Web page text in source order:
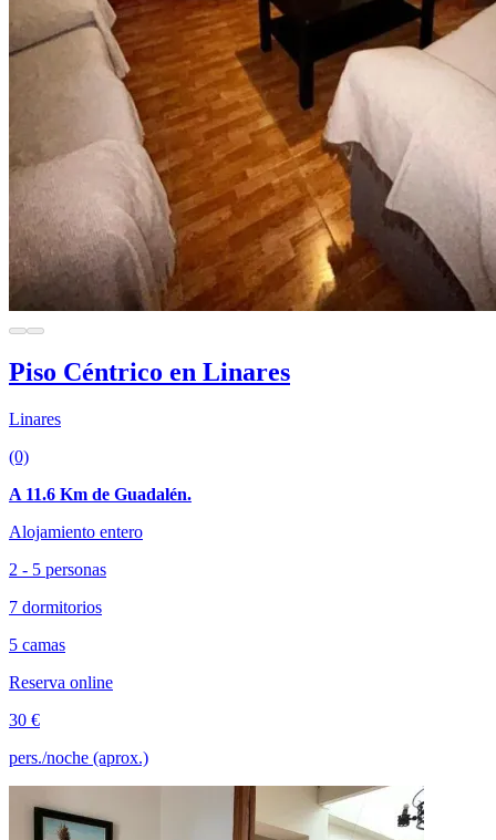
Piso Céntrico en Linares
Linares
(0)
A 11.6 Km de Guadalén.
Alojamiento entero
2 - 5 personas
7 dormitorios
5 camas
Reserva online
30 €
pers./noche (aprox.)